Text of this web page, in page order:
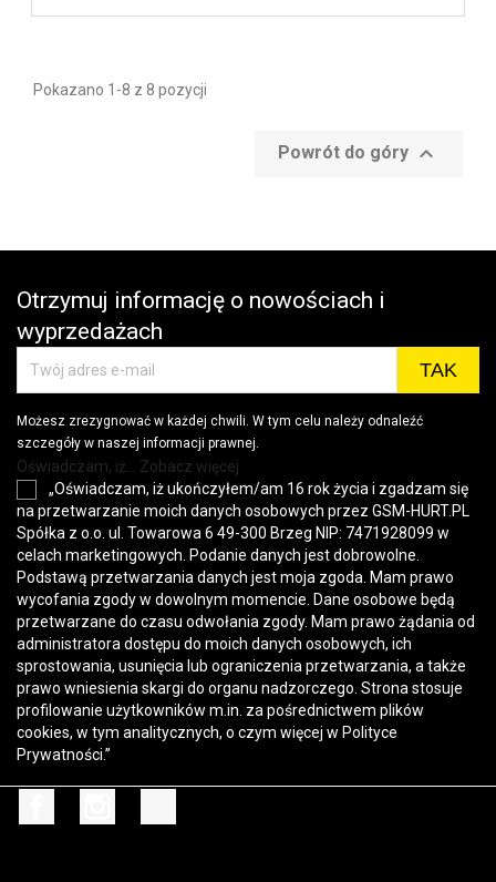
Pokazano 1-8 z 8 pozycji
Powrót do góry 
Otrzymuj informację o nowościach i
wyprzedażach
Możesz zrezygnować w każdej chwili. W tym celu należy odnaleźć
szczegóły w naszej informacji prawnej.
Oświadczam, iż... Zobacz więcej
„Oświadczam, iż ukończyłem/am 16 rok życia i zgadzam się
na przetwarzanie moich danych osobowych przez GSM-HURT.PL
Spółka z o.o. ul. Towarowa 6 49-300 Brzeg NIP: 7471928099 w
celach marketingowych. Podanie danych jest dobrowolne.
Podstawą przetwarzania danych jest moja zgoda. Mam prawo
wycofania zgody w dowolnym momencie. Dane osobowe będą
przetwarzane do czasu odwołania zgody. Mam prawo żądania od
administratora dostępu do moich danych osobowych, ich
sprostowania, usunięcia lub ograniczenia przetwarzania, a także
prawo wniesienia skargi do organu nadzorczego. Strona stosuje
profilowanie użytkowników m.in. za pośrednictwem plików
cookies, w tym analitycznych, o czym więcej w Polityce
Prywatności.”